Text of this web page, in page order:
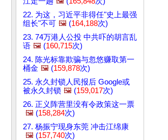
22. 为这，习近平非得任"史上最强
组长"不可 🖼️ (164,188次)
23. 74万港人公投 中共吓的胡言乱
语 🖼️ (160,715次)
24. 陈光标靠欺骗与忽悠赚取第一
桶金 🖼️ (159,878次)
25. 永久封锁人民报后 Google或
被永久封锁 🖼️ (159,017次)
26. 正义阵营里没有令政策这一票
🖼️ (158,284次)
27. 杨振宁现身东莞 冲击江绵康
🖼️ (157,740次)